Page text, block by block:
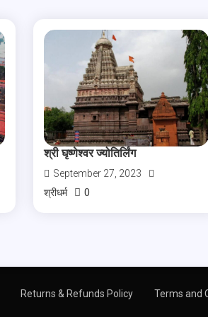
श्री घृष्णेश्वर ज्योतिर्लिंग
September 27, 2023
श्रीधर्म
0
Returns & Refunds Policy Terms and